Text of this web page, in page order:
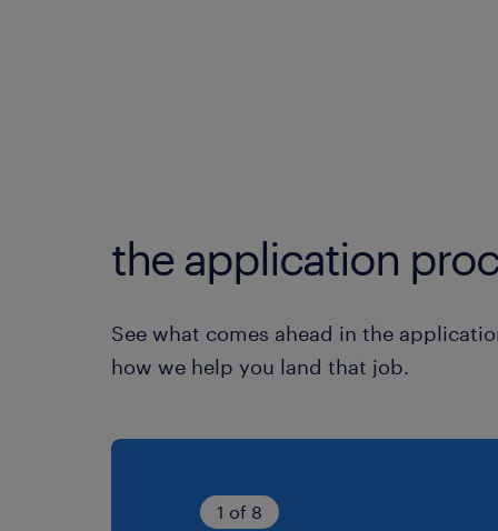
the application
See what comes ahead in the
how we help you land that job.
1 of 8